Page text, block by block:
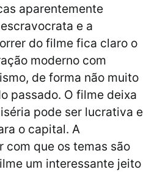
aparentemente
e a
do filme fica claro o
moderno com
de forma não muito
passado. O filme deixa
pode ser lucrativa e
o capital. A
com que os temas são
um interessante jeito